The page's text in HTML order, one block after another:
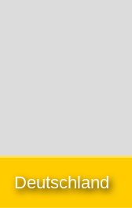
Deutschland